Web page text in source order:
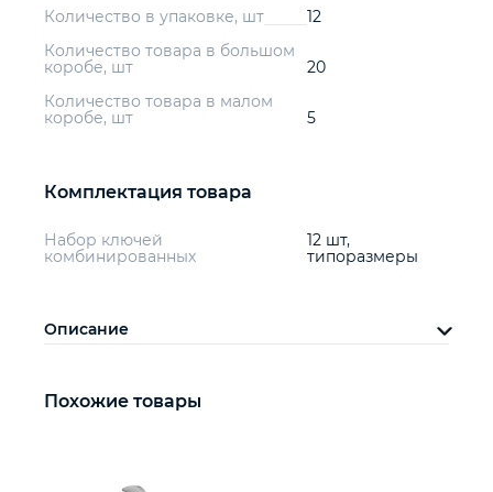
Количество в упаковке, шт
12
Количество товара в большом
коробе, шт
20
Количество товара в малом
коробе, шт
5
Комплектация товара
Набор ключей
комбинированных
12 шт,
типоразмеры
Описание
Похожие товары